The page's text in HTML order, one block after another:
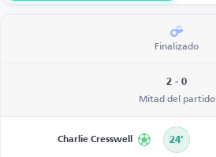
Finalizado
2 - 0
Mitad del partido
Charlie Cresswell 24’